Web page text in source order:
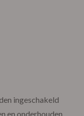
ingeschakeld
en onderhouden